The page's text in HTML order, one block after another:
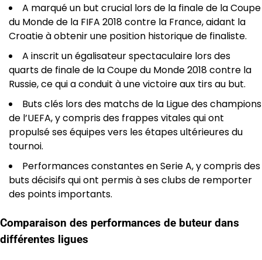
A marqué un but crucial lors de la finale de la Coupe
du Monde de la FIFA 2018 contre la France, aidant la
Croatie à obtenir une position historique de finaliste.
A inscrit un égalisateur spectaculaire lors des
quarts de finale de la Coupe du Monde 2018 contre la
Russie, ce qui a conduit à une victoire aux tirs au but.
Buts clés lors des matchs de la Ligue des champions
de l’UEFA, y compris des frappes vitales qui ont
propulsé ses équipes vers les étapes ultérieures du
tournoi.
Performances constantes en Serie A, y compris des
buts décisifs qui ont permis à ses clubs de remporter
des points importants.
Comparaison des performances de buteur dans
différentes ligues